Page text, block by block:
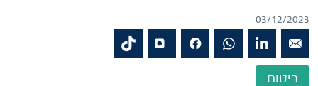
03/12/2023
ביטוח